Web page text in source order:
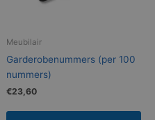
Meubilair
Garderobenummers (per 100
nummers)
€23,60